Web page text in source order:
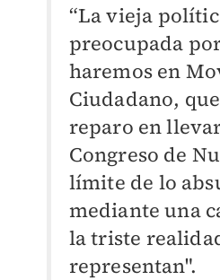
“La vieja
preocupada
haremos en
Ciudadano,
reparo en
Congreso de
límite de lo
mediante una
la triste
representan".